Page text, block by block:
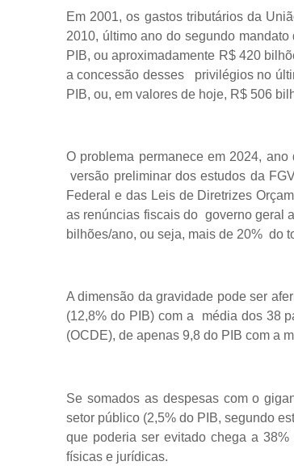
Em 2001, os gastos tributários da
2010, último ano do segundo
PIB, ou aproximadamente R$ 420
a concessão desses privilégios no
PIB, ou, em valores de hoje, R$ 506
O problema permanece em 2024,
versão preliminar dos estudos da
Federal e das Leis de Diretrizes
as renúncias fiscais do governo geral
bilhões/ano, ou seja, mais de 20% do
A dimensão da gravidade pode ser
(12,8% do PIB) com a média dos 38
(OCDE), de apenas 9,8 do PIB com a
Se somados as despesas com o
setor público (2,5% do PIB, segundo
que poderia ser evitado chega a
físicas e jurídicas.